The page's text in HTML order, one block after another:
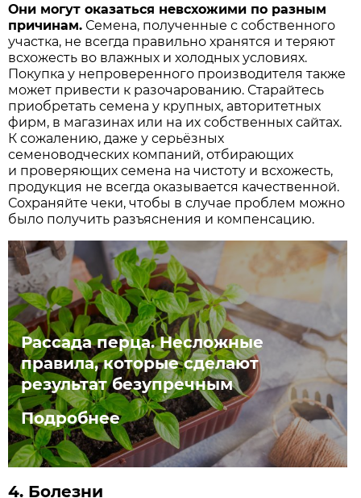
Они могут оказаться не­всхожими по разным
причинам. Семена, полученные с собственного
участка, не всегда правильно хранятся и теряют
всхожесть во влажных и холодных условиях.
Покупка у непроверенного производителя также
может привести к разочарованию. Старайтесь
приобретать семена у крупных, авторитетных
фирм, в магазинах или на их собственных сайтах.
К сожалению, даже у серьёзных
семеноводческих компаний, отбирающих
и проверяющих семена на чистоту и всхожесть,
продукция не всегда оказывается качественной.
Сохраняйте чеки, чтобы в случае проблем можно
было получить разъяснения и компенсацию.
Рассада перца. Несложные
правила, которые сделают
результат безупречным
Подробнее
4. Болезни